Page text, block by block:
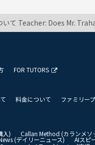
『Yes, he remembers meeting her before.』じゃないでしょうか？ 質問も'Does'ではじまっているし。 先生に説明しても先生は日本語がわからないので平行線に終わってしまい
FOR TUTORS
料金について ファミリー
入) Callan Method (カランメソ
(デイリーニュース)
AIスピ